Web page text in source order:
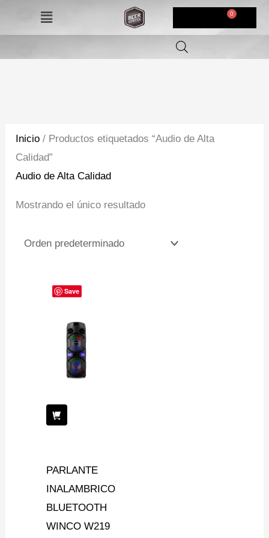
Menú
Inicio / Productos etiquetados “Audio de Alta
Calidad”
Audio de Alta Calidad
Mostrando el único resultado
Save
PARLANTE
INALAMBRICO
BLUETOOTH
WINCO W219